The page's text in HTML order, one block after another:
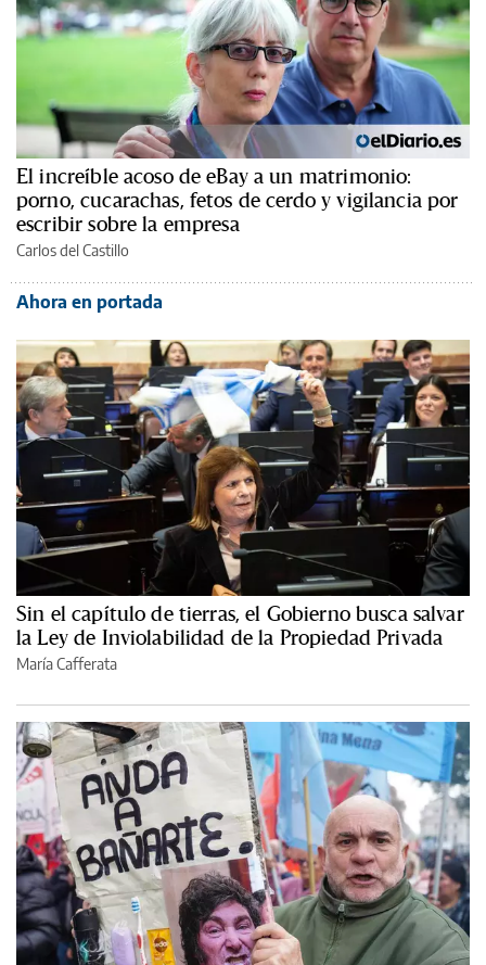
El increíble acoso de eBay a un matrimonio:
porno, cucarachas, fetos de cerdo y vigilancia por
escribir sobre la empresa
Carlos del Castillo
Ahora en portada
Sin el capítulo de tierras, el Gobierno busca salvar
la Ley de Inviolabilidad de la Propiedad Privada
María Cafferata